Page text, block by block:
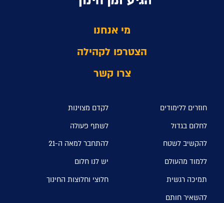
מי אנחנו
הצטרפו לקהילה
צרו קשר
חוזרים ללימודים
לקדם מצוינות
לחלום בגדול
לשתף פעולה
להקשיב לשטח
להתחבר למאה ה-21
ללמוד מהעולם
יש לנו חלום
תמיכה רגשית
חלוצי וחלוצות החינוך
להשאיר חותם